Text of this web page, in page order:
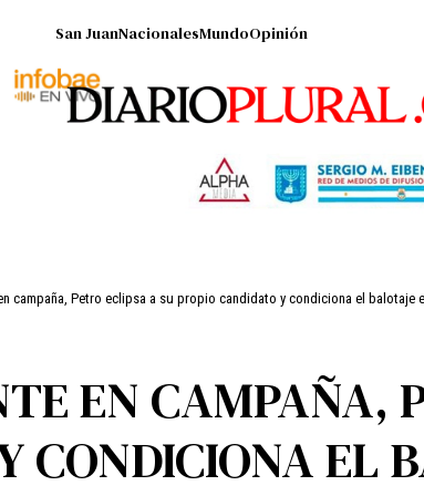
San JuanNacionalesMundoOpinión
campaña, Petro eclipsa a su propio candidato y condiciona el balotaje
EN CAMPAÑA,
CONDICIONA EL